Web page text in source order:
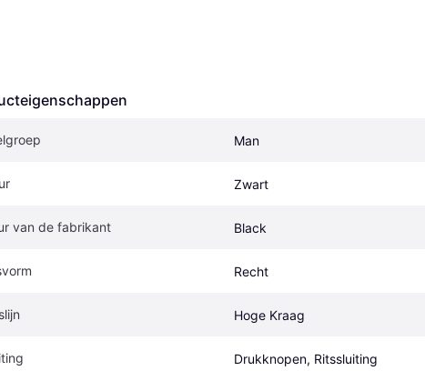
Man
Zwart
van de fabrikant Black
Recht
Hoge Kraag
Drukknopen, Ritssluiting